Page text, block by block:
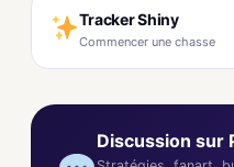
Tracker Shiny
Commencer une chasse
Discussion sur